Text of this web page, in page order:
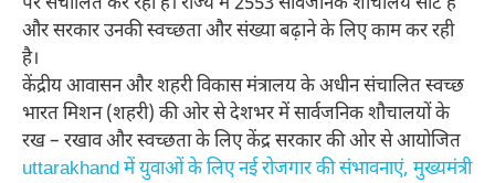
और सरकार उनकी स्वच्छता और संख्या बढ़ाने के लिए काम कर रही
है।
केंद्रीय आवासन और शहरी विकास मंत्रालय के अधीन संचालित स्वच्छ
भारत मिशन (शहरी) की ओर से देशभर में सार्वजनिक शौचालयों के
रख – रखाव और स्वच्छता के लिए केंद्र सरकार की ओर से आयोजित
uttarakhand में युवाओं के लिए नई रोजगार की संभावनाएं, मुख्यमंत्री